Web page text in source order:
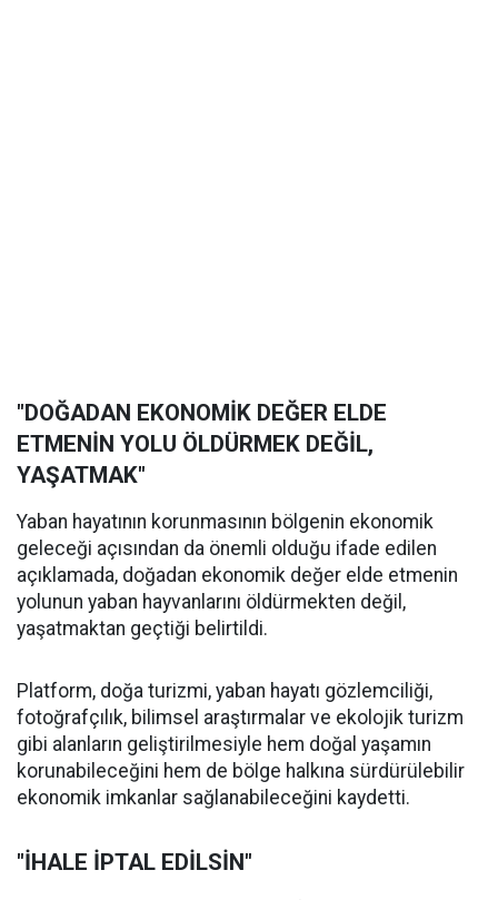
"DOĞADAN EKONOMİK DEĞER ELDE
ETMENİN YOLU ÖLDÜRMEK DEĞİL,
YAŞATMAK"
Yaban hayatının korunmasının bölgenin ekonomik
geleceği açısından da önemli olduğu ifade edilen
açıklamada, doğadan ekonomik değer elde etmenin
yolunun yaban hayvanlarını öldürmekten değil,
yaşatmaktan geçtiği belirtildi.
Platform, doğa turizmi, yaban hayatı gözlemciliği,
fotoğrafçılık, bilimsel araştırmalar ve ekolojik turizm
gibi alanların geliştirilmesiyle hem doğal yaşamın
korunabileceğini hem de bölge halkına sürdürülebilir
ekonomik imkanlar sağlanabileceğini kaydetti.
"İHALE İPTAL EDİLSİN"